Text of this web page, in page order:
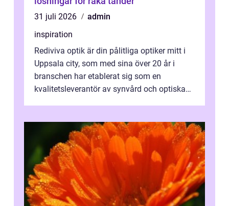
31 juli 2026
admin
inspiration
Rediviva optik är din pålitliga optiker mitt i
Uppsala city, som med sina över 20 år i
branschen har etablerat sig som en
kvalitetsleverantör av synvård och optiska